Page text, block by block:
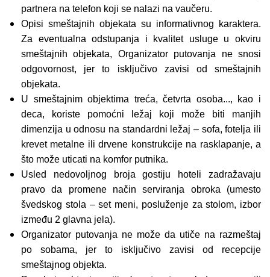
partnera na telefon koji se nalazi na vaučeru.
Opisi smeštajnih objekata su informativnog karaktera.
Za eventualna odstupanja i kvalitet usluge u okviru
smeštajnih objekata, Organizator putovanja ne snosi
odgovornost, jer to isključivo zavisi od smeštajnih
objekata.
U smeštajnim objektima treća, četvrta osoba..., kao i
deca, koriste pomoćni ležaj koji može biti manjih
dimenzija u odnosu na standardni ležaj – sofa, fotelja ili
krevet metalne ili drvene konstrukcije na rasklapanje, a
što može uticati na komfor putnika.
Usled nedovoljnog broja gostiju hoteli zadražavaju
pravo da promene način serviranja obroka (umesto
švedskog stola – set meni, posluženje za stolom, izbor
između 2 glavna jela).
Organizator putovanja ne može da utiče na razmeštaj
po sobama, jer to isključivo zavisi od recepcije
smeštajnog objekta.